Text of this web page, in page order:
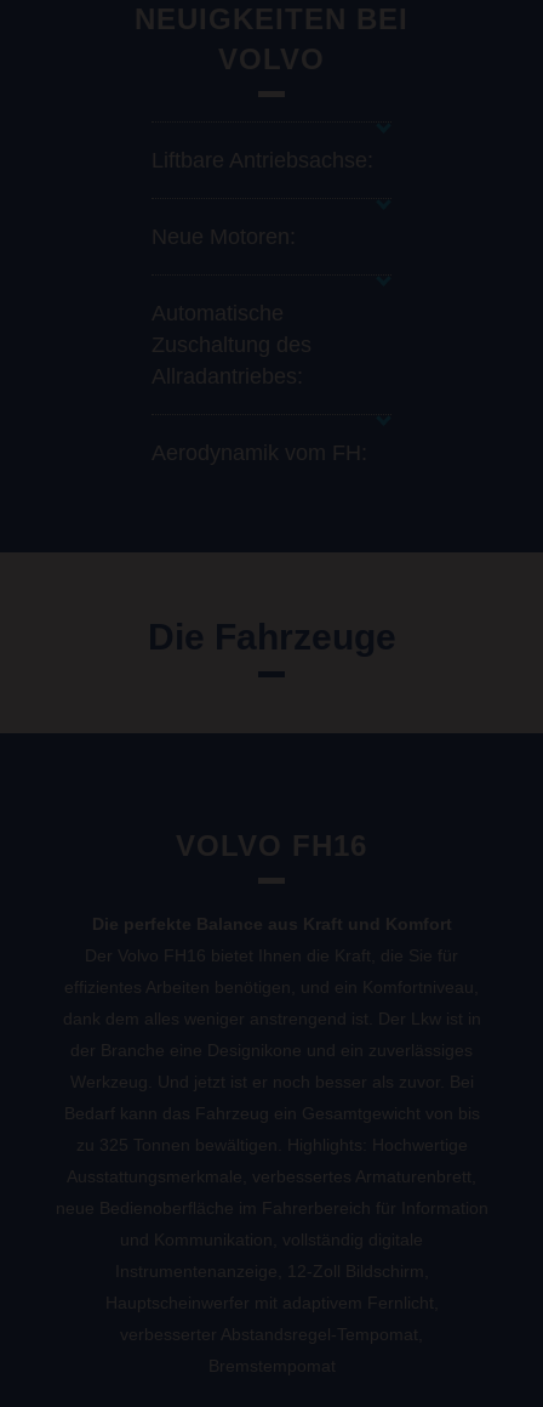
NEUIGKEITEN BEI
VOLVO
Liftbare Antriebsachse:
Neue Motoren:
Automatische
Zuschaltung des
Allradantriebes:
Aerodynamik vom FH:
Die Fahrzeuge
VOLVO FH16
Die perfekte Balance aus Kraft und Komfort
Der Volvo FH16 bietet Ihnen die Kraft, die Sie für
effizientes Arbeiten benötigen, und ein Komfortniveau,
dank dem alles weniger anstrengend ist. Der Lkw ist in
der Branche eine Designikone und ein zuverlässiges
Werkzeug. Und jetzt ist er noch besser als zuvor. Bei
Bedarf kann das Fahrzeug ein Gesamtgewicht von bis
zu 325 Tonnen bewältigen. Highlights: Hochwertige
Ausstattungsmerkmale, verbessertes Armaturenbrett,
neue Bedienoberfläche im Fahrerbereich für Information
und Kommunikation, vollständig digitale
Instrumentenanzeige, 12-Zoll Bildschirm,
Hauptscheinwerfer mit adaptivem Fernlicht,
verbesserter Abstandsregel-Tempomat,
Bremstempomat